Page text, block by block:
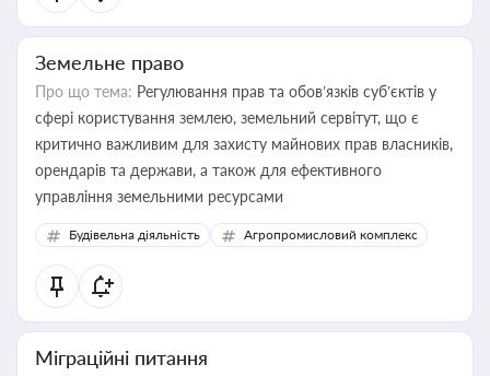
Земельне право
Про що тема: Регулювання прав та обов’язків суб’єктів у
сфері користування землею, земельний сервітут, що є
критично важливим для захисту майнових прав власників,
орендарів та держави, а також для ефективного
управління земельними ресурсами
Будівельна діяльність Агропромисловий комплекс
Міграційні питання